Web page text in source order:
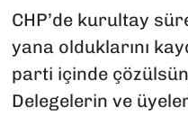
CHP’de kurultay
yana olduklarını
parti içinde
Delegelerin ve